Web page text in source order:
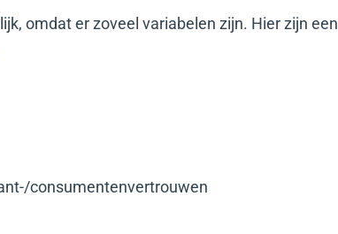
omdat er zoveel variabelen zijn. Hier zijn een
consumentenvertrouwen